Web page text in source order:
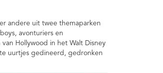
andere uit twee themaparken
avonturiers en
Hollywood in het Walt Disney
uurtjes gedineerd, gedronken